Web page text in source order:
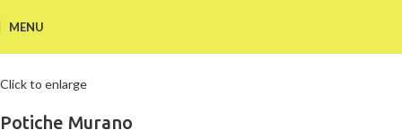
MENU
Click to enlarge
Potiche Murano